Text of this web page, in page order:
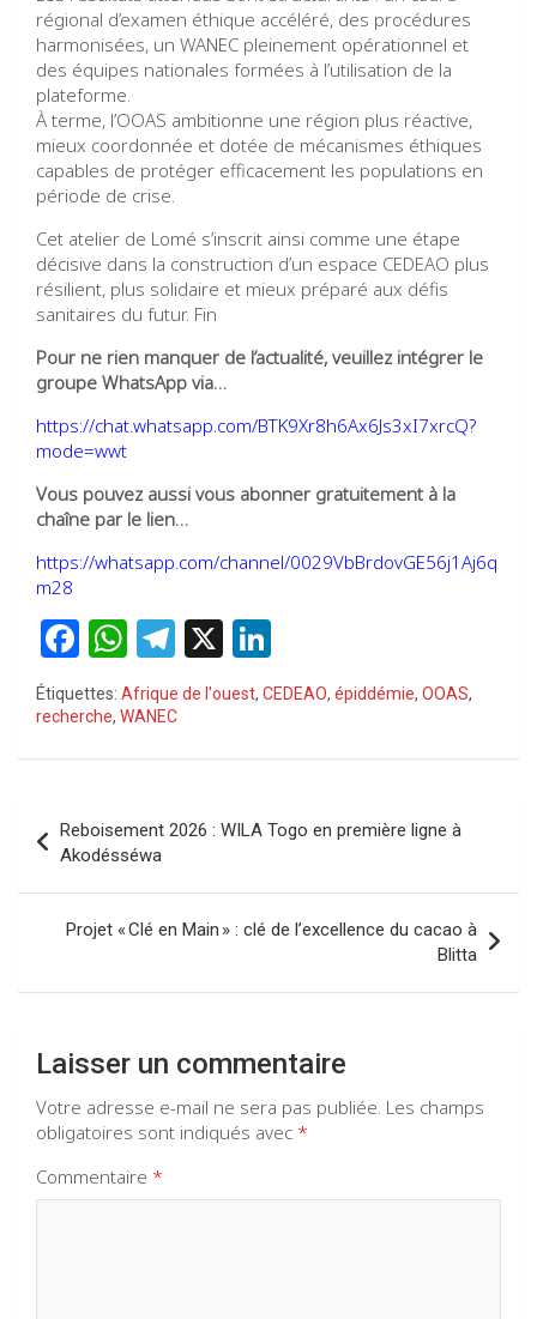
régional d’examen éthique accéléré, des procédures
harmonisées, un WANEC pleinement opérationnel et
des équipes nationales formées à l’utilisation de la
plateforme.
À terme, l’OOAS ambitionne une région plus réactive,
mieux coordonnée et dotée de mécanismes éthiques
capables de protéger efficacement les populations en
période de crise.
Cet atelier de Lomé s’inscrit ainsi comme une étape
décisive dans la construction d’un espace CEDEAO plus
résilient, plus solidaire et mieux préparé aux défis
sanitaires du futur. Fin
Pour ne rien manquer de l’actualité, veuillez intégrer le
groupe WhatsApp via…
https://chat.whatsapp.com/BTK9Xr8h6Ax6Js3xI7xrcQ?
mode=wwt
Vous pouvez aussi vous abonner gratuitement à la
chaîne par le lien…
https://whatsapp.com/channel/0029VbBrdovGE56j1Aj6q
m28
F
a
ce
b
o
k
W
h
at
s
p
p
T
el
e
gr
m
X
n
dI
Étiquettes: Afrique de l'ouest, CEDEAO, épiddémie, OOAS,
recherche, WANEC
de
l’article
Reboisement 2026 : WILA Togo en première ligne à
Akodésséwa
Projet « Clé en Main » : clé de l’excellence du cacao à
Blitta
Laisser un commentaire
Votre adresse e-mail ne sera pas publiée. Les champs
obligatoires sont indiqués avec *
Commentaire *